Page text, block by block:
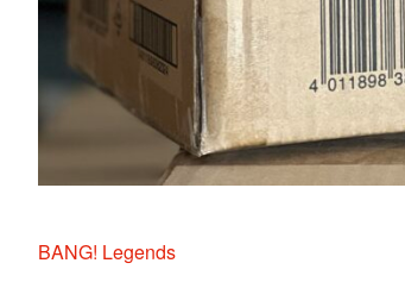
BANG! Legends